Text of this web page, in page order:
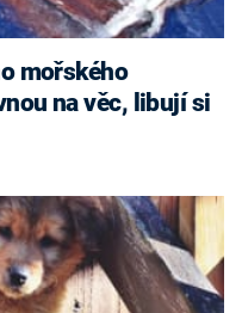
na věc, libují si